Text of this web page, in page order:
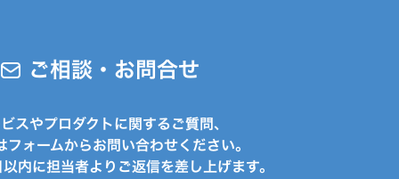
ご相談・お問合せ
スやプロダクトに関するご質問、
フォームからお問い合わせください。
内に担当者よりご返信を差し上げます。